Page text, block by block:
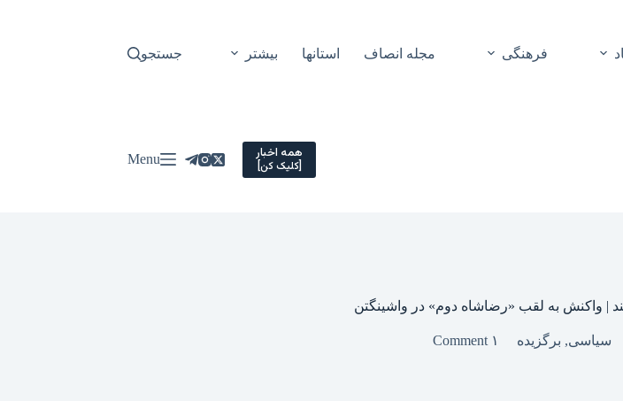
فرهنگی مجله انصاف استانها بیشتر جستجو
همه اخبار
[کلیک کن] Menu
| واکنش به لقب «رضاشاه دوم» در واشینگتن
سیاسی, برگزیده ۱ Comment